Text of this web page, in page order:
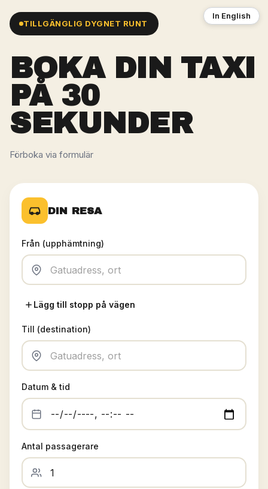
TILLGÄNGLIG DYGNET RUNT
BOKA DIN TAXI
PÅ 30
SEKUNDER
Förboka via formulär
DIN RESA
Från (upphämtning)
Lägg till stopp på vägen
Till (destination)
Datum & tid
Antal passagerare
In English